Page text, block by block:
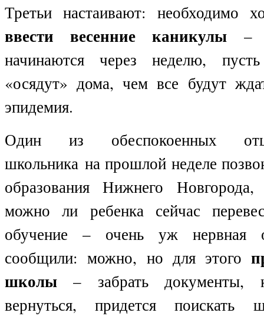
Третьи настаивают: необходимо
ввести весенние каникулы –
начинаются через неделю,
«осядут» дома, чем все будут
эпидемия.
Один из обеспокоенных
школьника на прошлой неделе по
образования Нижнего
можно ли ребенка сейчас
обучение – очень уж нервная
сообщили: можно, но для этого
школы – забрать документы,
вернуться, придется поискать